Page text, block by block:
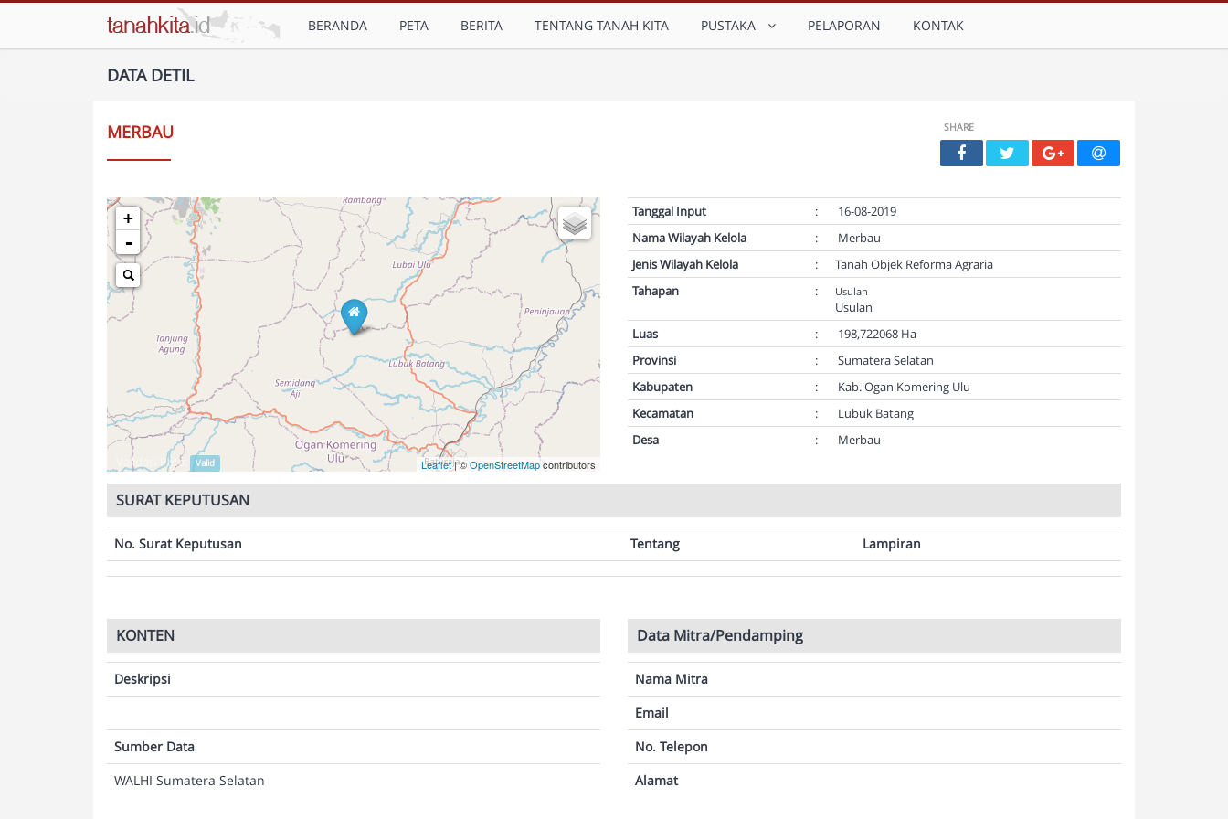
BERANDA PETA BERITA TENTANG TANAH KITA PUSTAKA PELAPORAN KONTAK
DATA DETIL
MERBAU SHARE
+
-
Leaflet| ©OpenStreetMapcontributors
Validasi Peta: Valid
Tanggal Input :
16-08-2019
Nama Wilayah Kelola
:
Merbau
Jenis Wilayah Kelola
:
Tanah Objek Reforma Agraria
Tahapan
: Usulan
Usulan
Luas
:
198,722068 Ha
Provinsi
:
Sumatera Selatan
Kabupaten
:
Kab. Ogan Komering Ulu
Kecamatan
:
Lubuk Batang
Desa
: Merbau
SURAT KEPUTUSAN
No. Surat Keputusan Tentang Lampiran
KONTEN
Deskripsi
Sumber Data
WALHI Sumatera Selatan
Data Mitra/Pendamping
Nama Mitra
Email
No. Telepon
Alamat